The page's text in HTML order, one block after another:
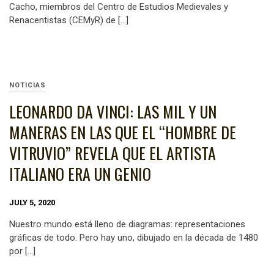
Cacho, miembros del Centro de Estudios Medievales y
Renacentistas (CEMyR) de […]
NOTICIAS
LEONARDO DA VINCI: LAS MIL Y UN
MANERAS EN LAS QUE EL “HOMBRE DE
VITRUVIO” REVELA QUE EL ARTISTA
ITALIANO ERA UN GENIO
JULY 5, 2020
Nuestro mundo está lleno de diagramas: representaciones
gráficas de todo. Pero hay uno, dibujado en la década de 1480
por […]